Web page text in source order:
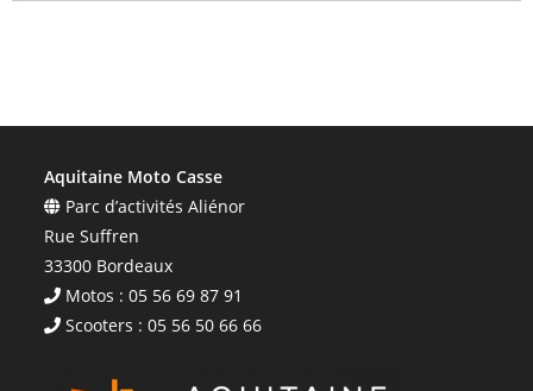
Aquitaine Moto Casse
Parc d’activités Aliénor
Rue Suffren
33300 Bordeaux
Motos : 05 56 69 87 91
Scooters : 05 56 50 66 66